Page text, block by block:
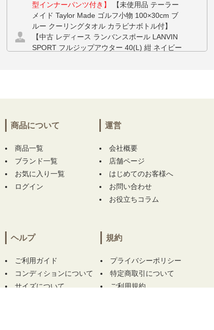
型インナーパンツ付き】
【未使用品 テーラー
メイド Taylor Made ゴルフ小物 100×30cm ブ
ルー クーリングタオル カラビナボトル付】
【中古 レディース ランバンスポール LANVIN
SPORT フルジップアウター 40(L) 紺 ネイビー
フ adidas GOLF ジョガーパンツ 85cm ホワイ
使用品 メンズ ムニタルプ MUNITALP 半袖ポ
ロシャツ 50(L) グレー系 総柄】 をお買い上
兵庫県にて
【中古 メンズ ハチヤーズ 8YARDS
半袖ポロシャツ M 紺 ネイビー】【中古 メン
をお買い上げ!!ありがとうございます！
埼玉県にて
【中古 ガーミン GARMIN レーザ
ー測定器 ブラック×ホワイト APPROACH Z30
距離計 スコープ】をお買い上げ!!ありがとう
ございます！
商品について
商品一覧
ブランド一覧
お気に入り一覧
ログイン
運営
会社概要
店舗ページ
はじめてのお客様へ
お問い合わせ
お役立ちコラム
ヘルプ
ご利用ガイド
コンディションについて
サイズについて
規約
プライバシーポリシー
特定商取引について
ご利用規約